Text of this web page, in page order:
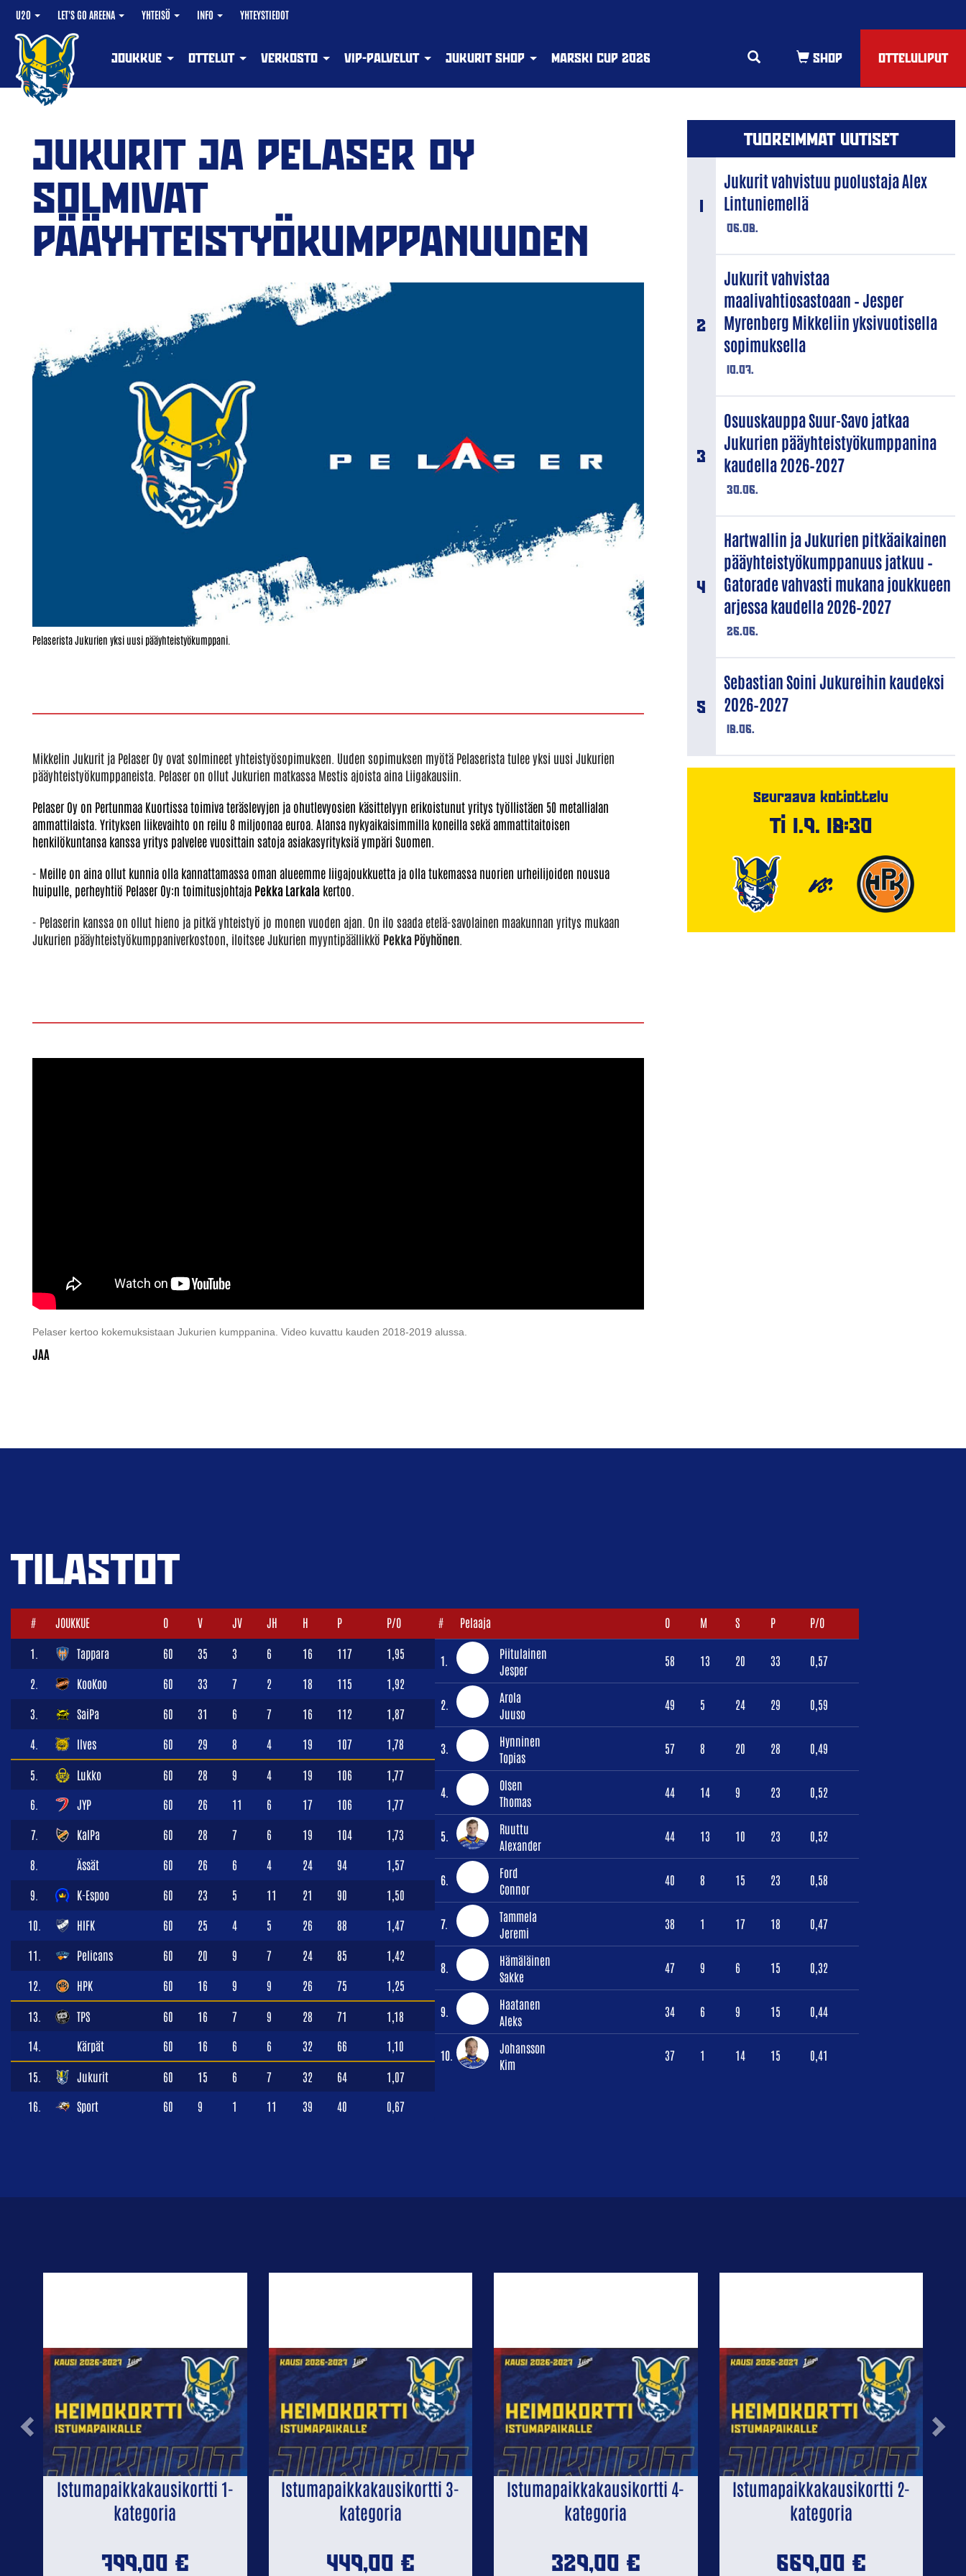
U20 LET'S GO AREENA YHTEISÖ INFO YHTEYSTIEDOT
OTTELULIPUT
JOUKKUE OTTELUT VERKOSTO VIP-PALVELUT JUKURIT SHOP MARSKI CUP 2026
JUKURIT JA PELASER OY
SOLMIVAT
PÄÄYHTEISTYÖKUMPPANUUDEN
Pelaserista Jukurien yksi uusi pääyhteistyökumppani.
Mikkelin Jukurit ja Pelaser Oy ovat solmineet yhteistyösopimuksen. Uuden sopimuksen myötä Pelaserista tulee yksi uusi Jukurien
pääyhteistyökumppaneista. Pelaser on ollut Jukurien matkassa Mestis ajoista aina Liigakausiin.
Pelaser Oy on Pertunmaa Kuortissa toimiva teräslevyjen ja ohutlevyosien käsittelyyn erikoistunut yritys työllistäen 50 metallialan
ammattilaista. Yrityksen liikevaihto on reilu 8 miljoonaa euroa. Alansa nykyaikaisimmilla koneilla sekä ammattitaitoisen
henkilökuntansa kanssa yritys palvelee vuosittain satoja asiakasyrityksiä ympäri Suomen.
- Meille on aina ollut kunnia olla kannattamassa oman alueemme liigajoukkuetta ja olla tukemassa nuorien urheilijoiden nousua
huipulle, perheyhtiö Pelaser Oy:n toimitusjohtaja Pekka Larkala kertoo.
- Pelaserin kanssa on ollut hieno ja pitkä yhteistyö jo monen vuoden ajan. On ilo saada etelä-savolainen maakunnan yritys mukaan
Jukurien pääyhteistyökumppaniverkostoon, iloitsee Jukurien myyntipäällikkö Pekka Pöyhönen
Pelaser kertoo kokemuksistaan Jukurien kumppanina. Video kuvattu kauden 2018-2019 alussa.
TUOREIMMAT UUTISET
06.08.
Jukurit vahvistuu puolustaja Alex
Lintuniemellä
10.07.
Jukurit vahvistaa
maalivahtiosastoaan – Jesper
Myrenberg Mikkeliin yksivuotisella
sopimuksella
30.06.
Osuuskauppa Suur-Savo jatkaa
Jukurien pääyhteistyökumppanina
kaudella 2026–2027
26.06.
Hartwallin ja Jukurien pitkäaikainen
pääyhteistyökumppanuus jatkuu –
Gatorade vahvasti mukana joukkueen
arjessa kaudella 2026–2027
18.06.
Sebastian Soini Jukureihin kaudeksi
2026–2027
Seuraava kotiottelu
Ti 1.9. 18:30
VS.
TILASTOT
# JOUKKUE O V JV JH H P P/O
1. Tappara 60 35 3 6 16 117 1,95
2. KooKoo 60 33 7 2 18 115 1,92
3. SaiPa 60 31 6 7 16 112 1,87
4. Ilves 60 29 8 4 19 107 1,78
5. Lukko 60 28 9 4 19 106 1,77
6. JYP 60 26 11 6 17 106 1,77
7. KalPa 60 28 7 6 19 104 1,73
8. Ässät 60 26 6 4 24 94 1,57
9. K-Espoo 60 23 5 11 21 90 1,50
10. HIFK 60 25 4 5 26 88 1,47
11. Pelicans 60 20 9 7 24 85 1,42
12. HPK 60 16 9 9 26 75 1,25
13. TPS 60 16 7 9 28 71 1,18
14. Kärpät 60 16 6 6 32 66 1,10
15. Jukurit 60 15 6 7 32 64 1,07
16. Sport 60 9 1 11 39 40 0,67
# Pelaaja O M S P P/O
1.
Piitulainen
Jesper
58 13 20 33 0,57
2.
Arola
Juuso
49 5 24 29 0,59
3.
Hynninen
Topias
57 8 20 28 0,49
4.
Olsen
Thomas
44 14 9 23 0,52
5.
Ruuttu
Alexander
44 13 10 23 0,52
6.
Ford
Connor
40 8 15 23 0,58
7.
Tammela
Jeremi
38 1 17 18 0,47
8.
Hämäläinen
Sakke
47 9 6 15 0,32
9.
Haatanen
Aleks
34 6 9 15 0,44
10.
Johansson
Kim
37 1 14 15 0,41
Istumapaikkakausikortti 1-
kategoria
799,00 €
Istumapaikkakausikortti 3-
kategoria
449,00 €
Istumapaikkakausikortti 4-
kategoria
329,00 €
Istumapaikkakausikortti 2-
kategoria
669,00 €
Previous